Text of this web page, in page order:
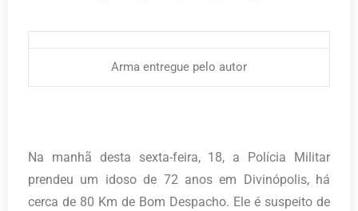
Arma entregue pelo autor
Na manhã desta sexta-feira, 18, a Polícia Militar
prendeu um idoso de 72 anos em Divinópolis, há
cerca de 80 Km de Bom Despacho. Ele é suspeito de